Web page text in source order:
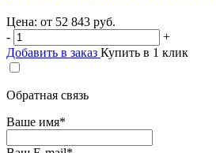
Цена: от 52 843 руб.
-
+
Добавить в заказ Купить в 1 клик
Обратная связь
Ваше имя*